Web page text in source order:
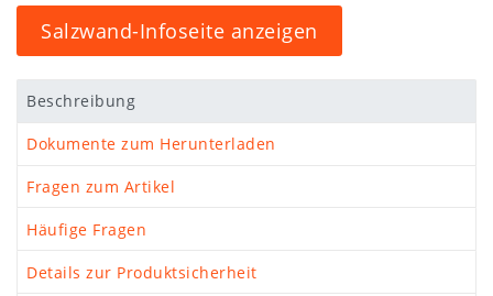
Salzwand-Infoseite anzeigen
Beschreibung
Dokumente zum Herunterladen
Fragen zum Artikel
Häufige Fragen
Details zur Produktsicherheit